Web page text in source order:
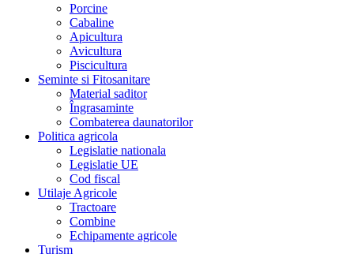
Porcine
Cabaline
Apicultura
Avicultura
Piscicultura
Seminte si Fitosanitare
Material saditor
Îngrasaminte
Combaterea daunatorilor
Politica agricola
Legislatie nationala
Legislatie UE
Cod fiscal
Utilaje Agricole
Tractoare
Combine
Echipamente agricole
Turism